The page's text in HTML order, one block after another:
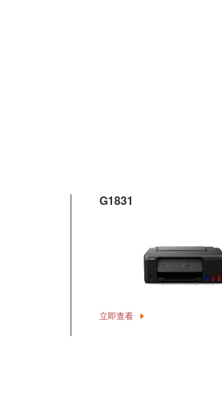
G1831
立即查看